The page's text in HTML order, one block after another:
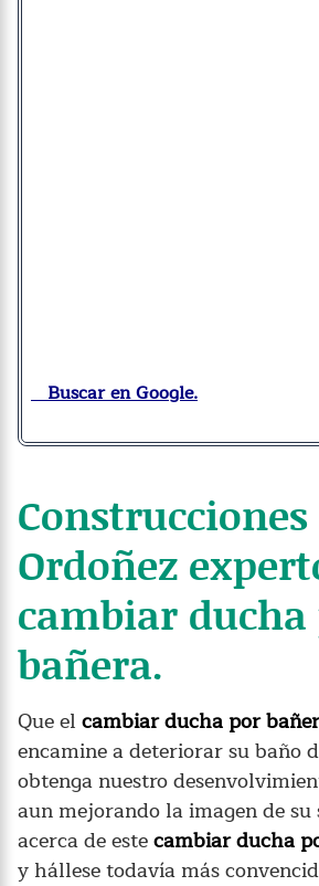
Buscar en Google.
Construcciones
Ordoñez
cambiar
bañera.
Que el cambiar ducha por
encamine a deteriorar su baño
obtenga nuestro
aun mejorando la imagen de
acerca de estecambiar ducha
y hállese todavía más